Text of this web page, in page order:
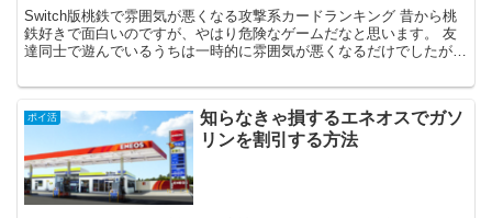
Switch版桃鉄で雰囲気が悪くなる攻撃系カードランキング 昔から桃
鉄好きで面白いのですが、やはり危険なゲームだなと思います。 友
達同士で遊んでいるうちは一時的に雰囲気が悪くなるだけでしたが、
ポイ活
知らなきゃ損するエネオスでガソ
リンを割引する方法